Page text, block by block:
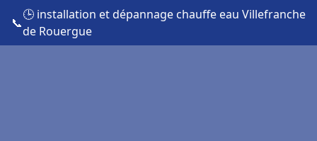
📞
🕒 installation et dépannage chauffe eau Villefranche
de Rouergue